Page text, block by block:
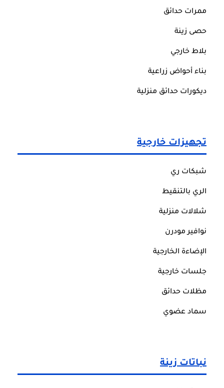
ممرات حدائق
حصى زينة
بلاط خارجي
بناء أحواض زراعية
ديكورات حدائق منزلية
تجهيزات خارجية
شبكات ري
الري بالتنقيط
شلالات منزلية
نوافير مودرن
الإضاءة الخارجية
جلسات خارجية
مظلات حدائق
سماد عضوي
نباتات زينة